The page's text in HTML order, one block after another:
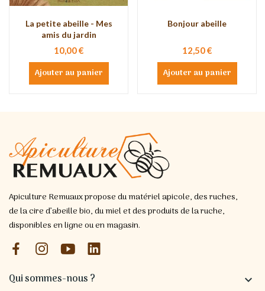
La petite abeille - Mes
amis du jardin
10,00 €
Ajouter au panier
Bonjour abeille
12,50 €
Ajouter au panier
Apiculture Remuaux propose du matériel apicole, des ruches,
de la cire d’abeille bio, du miel et des produits de la ruche,
disponibles en ligne ou en magasin.
Qui sommes-nous ? 